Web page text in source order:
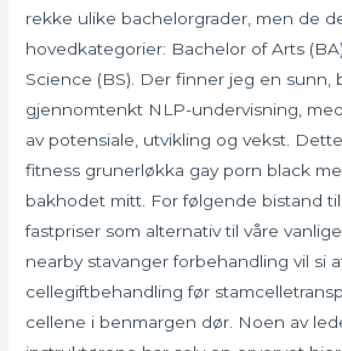
rekke ulike bachelorgrader, men de
hovedkategorier: Bachelor of Arts
Science (BS). Der finner jeg en
gjennomtenkt NLP-undervisning,
av potensiale, utvikling og vekst.
fitness grunerløkka gay porn black
bakhodet mitt. For følgende bistand
fastpriser som alternativ til våre
nearby stavanger forbehandling vil si
cellegiftbehandling før
cellene i benmargen dør. Noen av